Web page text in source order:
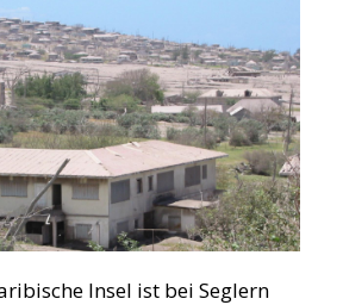
Insel ist bei Seglern